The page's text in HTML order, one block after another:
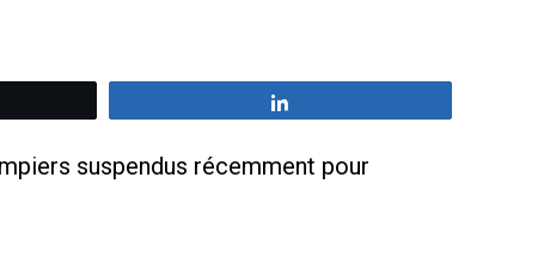
suspendus récemment pour